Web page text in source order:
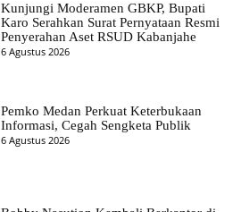
Kunjungi Moderamen GBKP, Bupati
Karo Serahkan Surat Pernyataan Resmi
Penyerahan Aset RSUD Kabanjahe
6 Agustus 2026
Pemko Medan Perkuat Keterbukaan
Informasi, Cegah Sengketa Publik
6 Agustus 2026